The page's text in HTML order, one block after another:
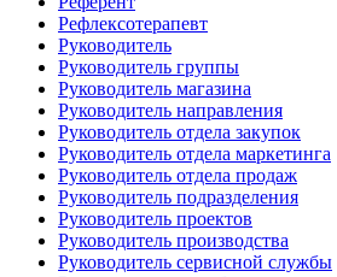
Рефлексотерапевт
Руководитель
Руководитель группы
Руководитель магазина
Руководитель направления
Руководитель отдела закупок
Руководитель отдела маркетинга
Руководитель отдела продаж
Руководитель подразделения
Руководитель проектов
Руководитель производства
Руководитель сервисной службы